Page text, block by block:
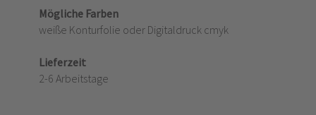
Mögliche Farben
weiße Konturfolie oder Digitaldruck cmyk
Lieferzeit
2-6 Arbeitstage